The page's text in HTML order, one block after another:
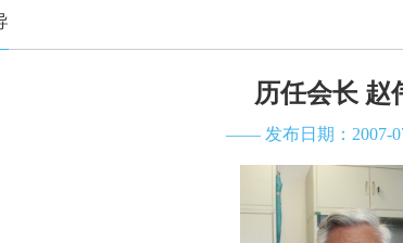
历任会长 赵
—— 发布日期：2007-